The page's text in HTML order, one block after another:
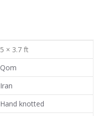
5 × 3.7 ft
Qom
Iran
Hand knotted